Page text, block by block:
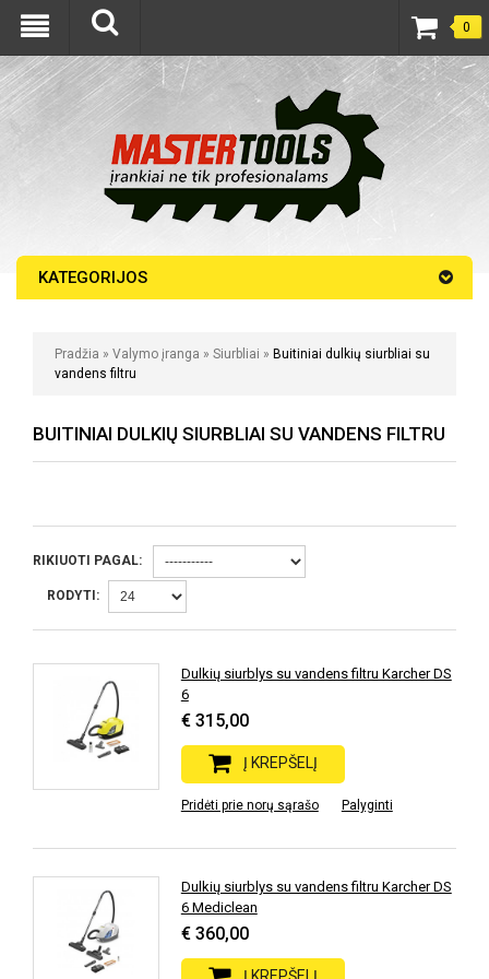
0
KATEGORIJOS
Pradžia » Valymo įranga » Siurbliai » Buitiniai dulkių siurbliai su
vandens filtru
BUITINIAI DULKIŲ SIURBLIAI SU VANDENS FILTRU
RIKIUOTI PAGAL:
RODYTI:
Dulkių siurblys su vandens filtru Karcher DS
6
€ 315,00
Į KREPŠELĮ
Pridėti prie norų sąrašo Palyginti
Dulkių siurblys su vandens filtru Karcher DS
6 Mediclean
€ 360,00